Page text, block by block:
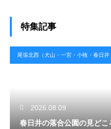
特集記事
尾張北西（犬山・一宮・小牧・春日井
2026.08.09
春日井の落合公園の見ど